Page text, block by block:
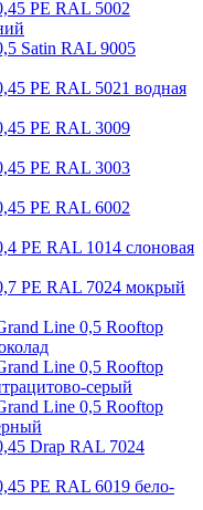
PE RAL 5002
Satin RAL 9005
PE RAL 5021 водная
PE RAL 3009
PE RAL 3003
PE RAL 6002
PE RAL 1014 слоновая
PE RAL 7024 мокрый
Line 0,5 Rooftop
Line 0,5 Rooftop
серый
Line 0,5 Rooftop
Drap RAL 7024
PE RAL 6019 бело-